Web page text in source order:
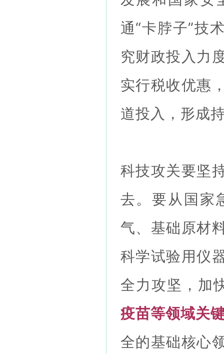
通“卡脖子”技
究财政投入力
实行税收优惠
道投入，形成
科技攻关要坚
去。要从国家
气、基础原材
科学试验用仪
全力攻坚，加
疫苗等领域关
全的基础核心